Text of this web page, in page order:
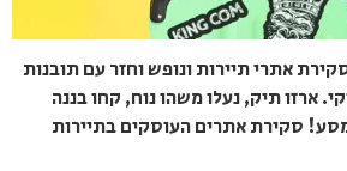
אתרי תיירות ונופש וחזר עם תובנות
ארזו תיק, נעלו משהו נוח, קחו בננה
סקירת אתרים העוסקים בתיירות